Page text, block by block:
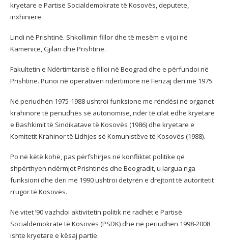
kryetare e Partisë Socialdemokrate të Kosovës, deputete,
inxhiniere.
Lindi në Prishtinë. Shkollimin fillor dhe të mesëm e vijoi në
Kamenicë, Gjilan dhe Prishtinë.
Fakultetin e Ndërtimtarisë e filloi në Beograd dhe e përfundoi në
Prishtinë. Punoi në operativën ndërtimore në Ferizaj deri më 1975.
Në periudhën 1975-1988 ushtroi funksione me rëndësi në organet
krahinore të periudhës së autonomisë, ndër të cilat edhe kryetare
e Bashkimit të Sindikatave të Kosovës (1986) dhe kryetare e
Komitetit Krahinor të Lidhjes së Komunistëve të Kosovës (1988).
Po në këtë kohë, pas përfshirjes në konfliktet politike që
shpërthyen ndërmjet Prishtinës dhe Beogradit, u largua nga
funksioni dhe deri më 1990 ushtroi detyrën e drejtorit të autoritetit
rrugor të Kosovës.
Në vitet ’90 vazhdoi aktivitetin politik në radhët e Partisë
Socialdemokrate të Kosovës (PSDK) dhe në periudhën 1998-2008
ishte kryetare e kësaj partie.